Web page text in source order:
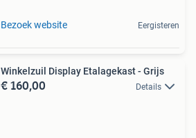
Bezoek website Eergisteren
Winkelzuil Display Etalagekast - Grijs
€ 160,00 Details